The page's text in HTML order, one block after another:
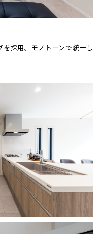
採用。モノトーンで統一し